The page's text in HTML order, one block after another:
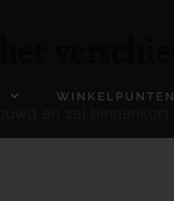
WINKELPUNTEN